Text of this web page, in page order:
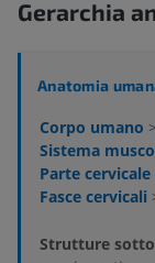
Gerarchia
Anatomia
Corpo umano >
Sistema
Parte
Fasce cervicali
Strutture